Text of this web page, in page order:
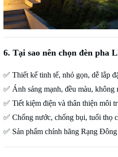
6. Tại sao nên chọn đèn pha
✅ Thiết kế tinh tế, nhỏ gọn, dễ lắp
✅ Ánh sáng mạnh, đều màu, không
✅ Tiết kiệm điện và thân thiện môi
✅ Chống nước, chống bụi, tuổi thọ
✅ Sản phẩm chính hãng Rạng